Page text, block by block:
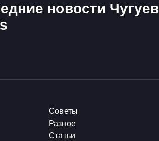
новости
Советы
Разное
Статьи